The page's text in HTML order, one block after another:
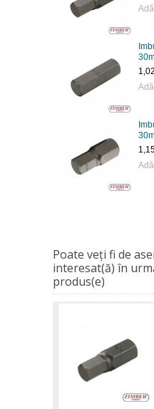
Poate veţi fi de
interesat(ă) în
produs(e)